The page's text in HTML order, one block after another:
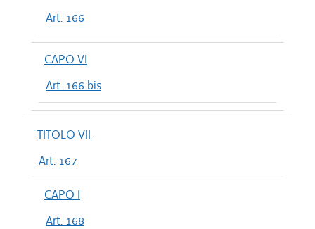
Art. 166
CAPO VI
Art. 166 bis
TITOLO VII
Art. 167
CAPO I
Art. 168